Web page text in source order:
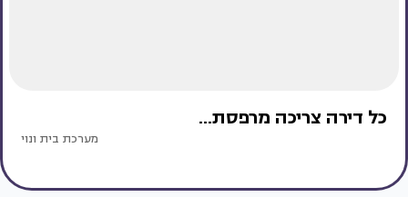
כל דירה צריכה מרפסת...
מערכת בית ונוי